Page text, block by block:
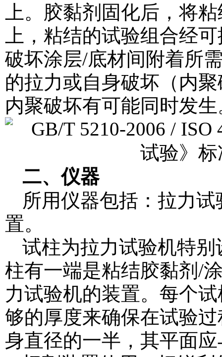
上。胶黏剂固化后，将
上，粘结的试验组合经
破坏涂层/底材间附着所
的拉力或自身破坏（内
内聚破坏有可能同时发生
二、仪器
所用仪器包括：拉力
置。
试柱为拉力试验机特
柱有一端是粘结胶黏剂/
力试验机的装置。每个
够的厚度来确保在试验
身直径的一半，其平面